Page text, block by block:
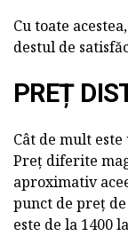
Cu toate
destul de
PREȚ
Cât de mult
Preț diferite
aproximativ
punct de preț
este de la 1400